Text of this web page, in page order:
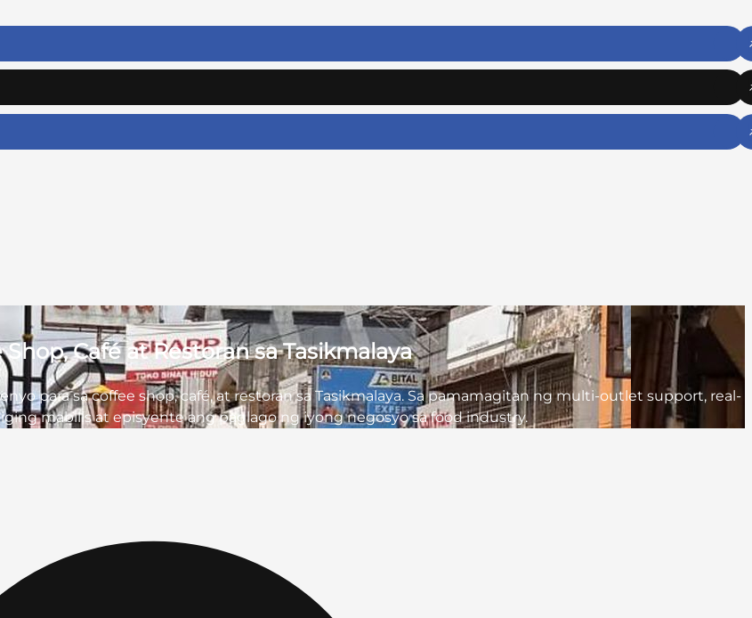
Café at Restoran sa Tasikmalaya
para sa coffee shop, café, at restoran sa Tasikmalaya. Sa pamamagitan ng multi-outlet support, real-
mabilis at episyente ang paglago ng iyong negosyo sa food industry.